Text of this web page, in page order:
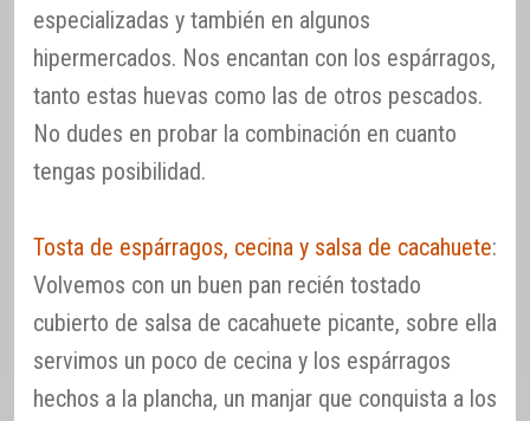
especializadas y también en algunos
hipermercados. Nos encantan con los espárragos,
tanto estas huevas como las de otros pescados.
No dudes en probar la combinación en cuanto
tengas posibilidad.
Tosta de espárragos, cecina y salsa de cacahuete:
Volvemos con un buen pan recién tostado
cubierto de salsa de cacahuete picante, sobre ella
servimos un poco de cecina y los espárragos
hechos a la plancha, un manjar que conquista a los